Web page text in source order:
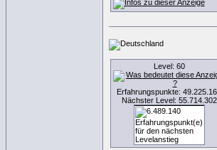
Level: 60
Erfahrungspunkte:
Nächster Level: 55.714.302